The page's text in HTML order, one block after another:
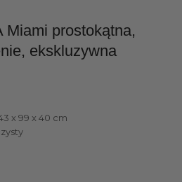
Miami prostokątna,
ekskluzywna
x 99 x 40 cm